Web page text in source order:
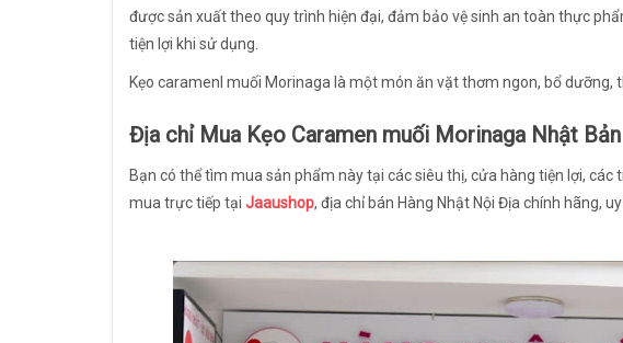
được sản xuất theo quy trình hiện đại, đảm bảo vệ sinh an toàn thực
tiện lợi khi sử dụng.
Kẹo caramenl muối Morinaga là một món ăn vặt thơm ngon, bổ dưỡng,
Địa chỉ Mua Kẹo Caramen muối Morinaga Nhật Bản
Bạn có thể tìm mua sản phẩm này tại các siêu thị, cửa hàng tiện lợi,
mua trực tiếp tại Jaaushop, địa chỉ bán Hàng Nhật Nội Địa chính hãng, uy